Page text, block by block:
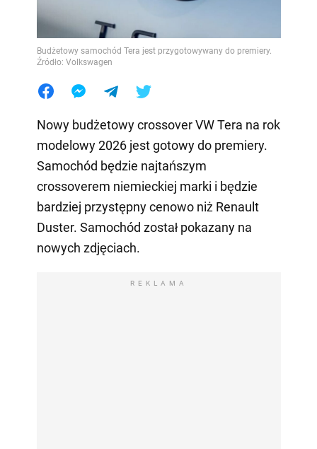
Budżetowy samochód Tera jest przygotowywany do premiery.
Źródło: Volkswagen
Nowy budżetowy crossover VW Tera na rok
modelowy 2026 jest gotowy do premiery.
Samochód będzie najtańszym
crossoverem niemieckiej marki i będzie
bardziej przystępny cenowo niż Renault
Duster. Samochód został pokazany na
nowych zdjęciach.
REKLAMA